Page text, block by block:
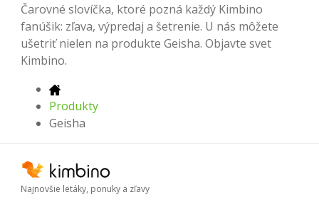
Čarovné slovíčka, ktoré pozná každý Kimbino
fanúšik: zľava, výpredaj a šetrenie. U nás môžete
ušetriť nielen na produkte Geisha. Objavte svet
Kimbino.
Produkty
Geisha
Najnovšie letáky, ponuky a zľavy